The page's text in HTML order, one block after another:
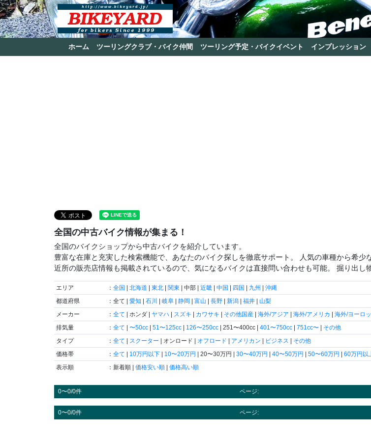
ホーム ツーリングクラブ・バイク仲間 ツーリング予定・バイクイベント インプレッション
全国の中古バイク情報が集まる！
全国のバイクショップから中古バイクを紹介しています。
豊富な在庫と充実した検索機能で、あなたのバイク探しを徹底サポート。 人気の車種から希少
近所の販売店情報も掲載されているので、気になるバイクは直接問い合わせも可能。 掘り出し
エリア ： 全国 北海道 東北 関東 | 中部 | 近畿 中国 四国 九州
沖縄
都道府県
：全て | 愛知 石川 岐阜 静岡 富山 長野 新潟 福井
山梨
メーカー
： 全て | ホンダ | ヤマハ スズキ カワサキ その他国産 海外/アジア 海外/アメリカ
海外/ヨーロ
排気量
： 全て 〜50cc 51〜125cc 126〜250cc | 251〜400cc | 401〜750cc 751cc〜
その他
タイプ
： 全て スクーター | オンロード | オフロード アメリカン ビジネス
その他
価格帯
： 全て 10万円以下 10〜20万円 | 20〜30万円 | 30〜40万円 40〜50万円 50〜60万円
60万円以
表示順
：新着順 | 価格安い順 価格高い順
0〜0/0件 ページ:
0〜0/0件 ページ: